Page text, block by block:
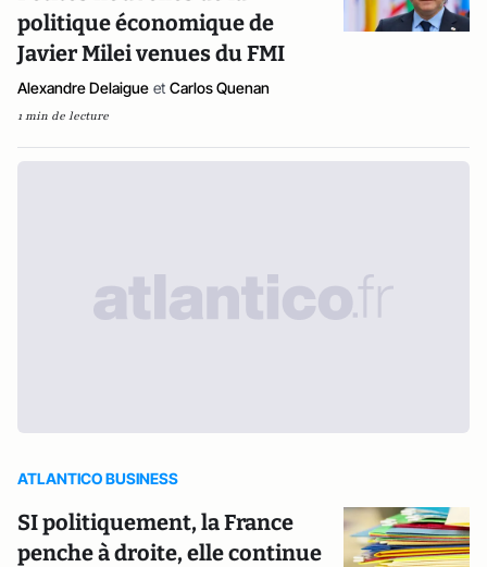
politique économique de
Javier Milei venues du FMI
Alexandre Delaigue et Carlos Quenan
1 min de lecture
ATLANTICO BUSINESS
SI politiquement, la France
penche à droite, elle continue